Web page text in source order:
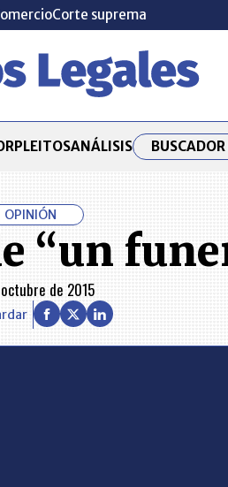
Corte suprema
PLEITOSANÁLISIS
OPINIÓN
“un
de 2015